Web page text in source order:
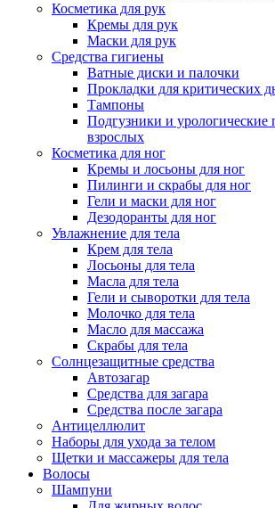
Косметика для рук
Кремы для рук
Маски для рук
Средства гигиены
Ватные диски и палочки
Прокладки для критических
Тампоны
Подгузники и урологические
взрослых
Косметика для ног
Кремы и лосьоны для ног
Пилинги и скрабы для ног
Гели и маски для ног
Дезодоранты для ног
Увлажнение для тела
Крем для тела
Лосьоны для тела
Масла для тела
Гели и сыворотки для тела
Молочко для тела
Масло для массажа
Скрабы для тела
Солнцезащитные средства
Автозагар
Средства для загара
Средства после загара
Антицеллюлит
Наборы для ухода за телом
Щетки и массажеры для тела
Волосы
Шампуни